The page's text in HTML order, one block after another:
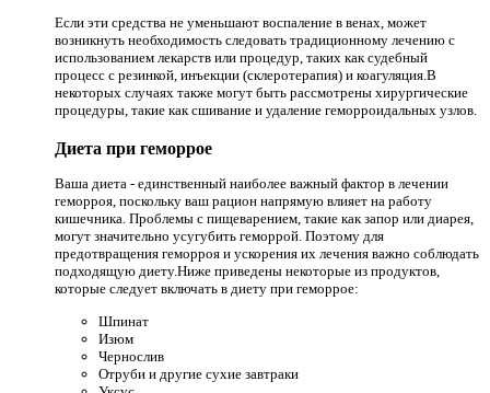
Если эти средства не уменьшают воспаление в венах, может
возникнуть необходимость следовать традиционному лечению с
использованием лекарств или процедур, таких как судебный
процесс с резинкой, инъекции (склеротерапия) и коагуляция.В
некоторых случаях также могут быть рассмотрены хирургические
процедуры, такие как сшивание и удаление геморроидальных узлов.
Диета при геморрое
Ваша диета - единственный наиболее важный фактор в лечении
геморроя, поскольку ваш рацион напрямую влияет на работу
кишечника. Проблемы с пищеварением, такие как запор или диарея,
могут значительно усугубить геморрой. Поэтому для
предотвращения геморроя и ускорения их лечения важно соблюдать
подходящую диету.Ниже приведены некоторые из продуктов,
которые следует включать в диету при геморрое:
Шпинат
Изюм
Чернослив
Отруби и другие сухие завтраки